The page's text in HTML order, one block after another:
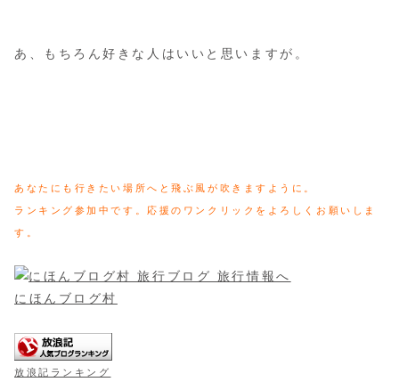
あ、もちろん好きな人はいいと思いますが。
あなたにも行きたい場所へと飛ぶ風が吹きますように。
ランキング参加中です。応援のワンクリックをよろしくお願いしま
す。
にほんブログ村
放浪記ランキング